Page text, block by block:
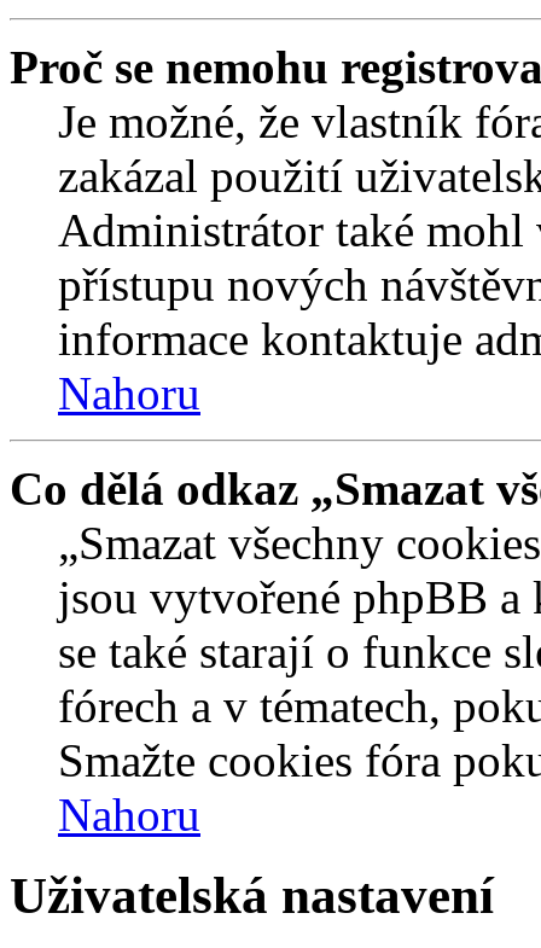
Proč se nemohu
Je možné, že vlastník
zakázal použití
Administrátor také mohl
přístupu nových
informace kontaktuje
Nahoru
Co dělá odkaz „Smazat
„Smazat všechny
jsou vytvořené phpBB a
se také starají o funkce
fórech a v tématech,
Smažte cookies fóra
Nahoru
Uživatelská nastavení